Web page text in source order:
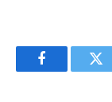
Facebook